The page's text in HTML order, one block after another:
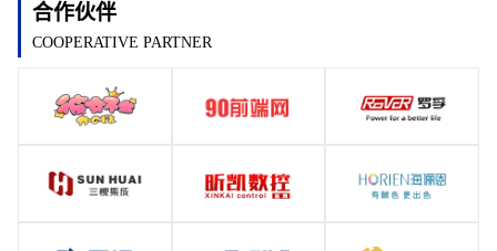
合作伙伴
COOPERATIVE PARTNER